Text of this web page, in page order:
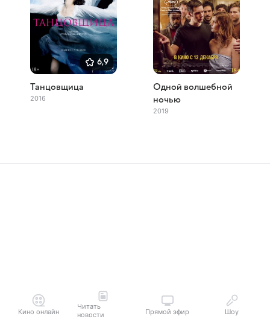
6,9
Танцовщица
2016
Одной волшебной
ночью
2019
Кино онлайн
Читать
новости
Прямой эфир Шоу